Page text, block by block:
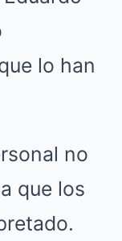
lo han
no
que los